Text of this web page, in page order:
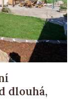
dlouhá,